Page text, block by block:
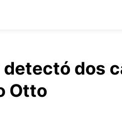
dos
Otto